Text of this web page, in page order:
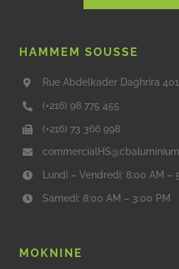
HAMMEM SOUSSE
Rue Abdelkader Daghrira
(+216) 98 775 455
(+216) 73 366 998
Lundi – Vendredi: 8:00 AM –
Samedi: 8:00 AM – 3:00 PM
MOKNINE